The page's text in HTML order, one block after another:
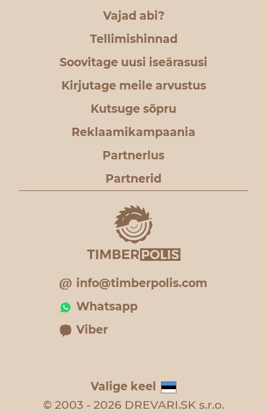
Vajad abi?
Tellimishinnad
Soovitage uusi iseärasusi
Kirjutage meile arvustus
Kutsuge sõpru
Reklaamikampaania
Partnerlus
Partnerid
info@timberpolis.com
Whatsapp
Viber
Valige keel
© 2003 - 2026 DREVARI.SK s.r.o.